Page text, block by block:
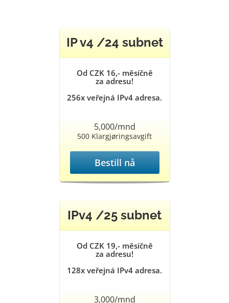
IP v4 /24 subnet
Od CZK 16,- měsíčně
za adresu!
256x veřejná IPv4 adresa.
5,000/mnd
500 Klargjøringsavgift
Bestill nå
IPv4 /25 subnet
Od CZK 19,- měsíčně
za adresu!
128x veřejná IPv4 adresa.
3,000/mnd